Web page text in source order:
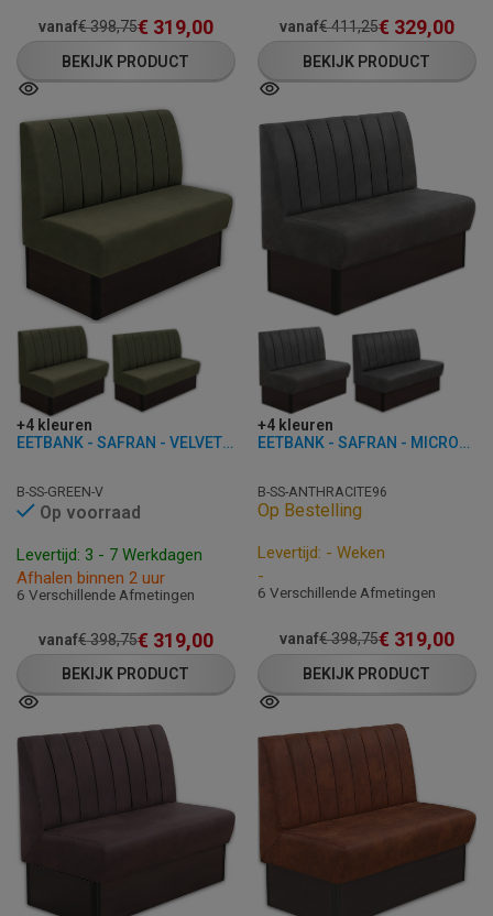
vanaf€398,75€ 319,00
BEKIJK PRODUCT
vanaf€411,25€ 329,00
BEKIJK PRODUCT
+4 kleuren
EETBANK - SAFRAN - VELVET/FLUWEEL
B-SS-GREEN-V
Op voorraad
Levertijd: 3 - 7 Werkdagen
Afhalen binnen 2 uur
6 Verschillende Afmetingen
vanaf€398,75€ 319,00
BEKIJK PRODUCT
+4 kleuren
EETBANK - SAFRAN - MICROVEZEL
B-SS-ANTHRACITE96
Op Bestelling
Levertijd: - Weken
-
6 Verschillende Afmetingen
vanaf€398,75€ 319,00
BEKIJK PRODUCT